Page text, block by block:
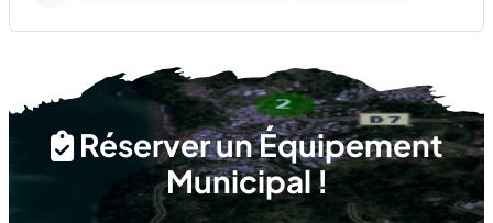
Afficher #
23
Réserver un Équipement
Municipal !